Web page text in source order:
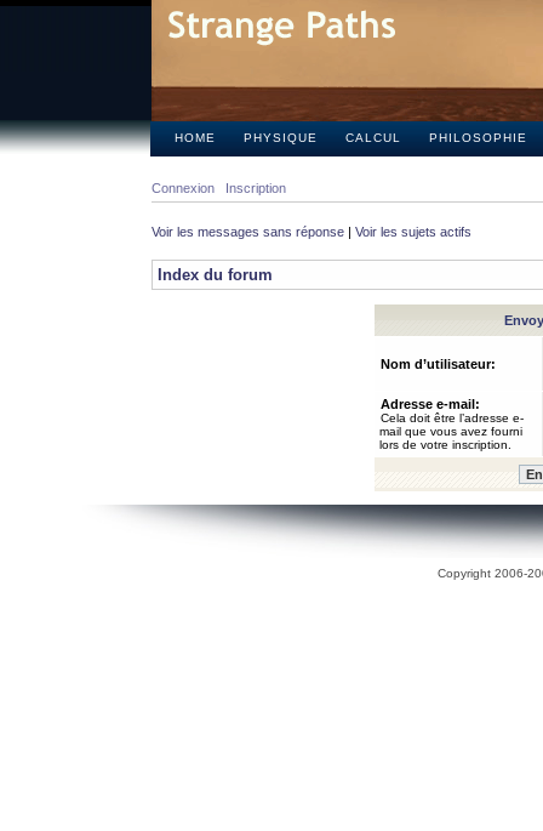
HOME PHYSIQUE CALCUL PHILOSOPHIE
Connexion Inscription
Voir les messages sans réponse | Voir les sujets actifs
Index du forum
Nom d’utilisateur:
Adresse e-mail:
Cela doit être l’adresse e-
mail que vous avez fourni
lors de votre inscription.
Copyright 2006-